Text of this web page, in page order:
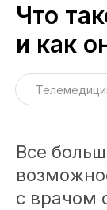
Что
и как
Все
с врачом